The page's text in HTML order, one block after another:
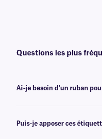
Questions les plus
Ai-je besoin d'un ruban
résinede la gamme RR, qui
Puis-je apposer ces